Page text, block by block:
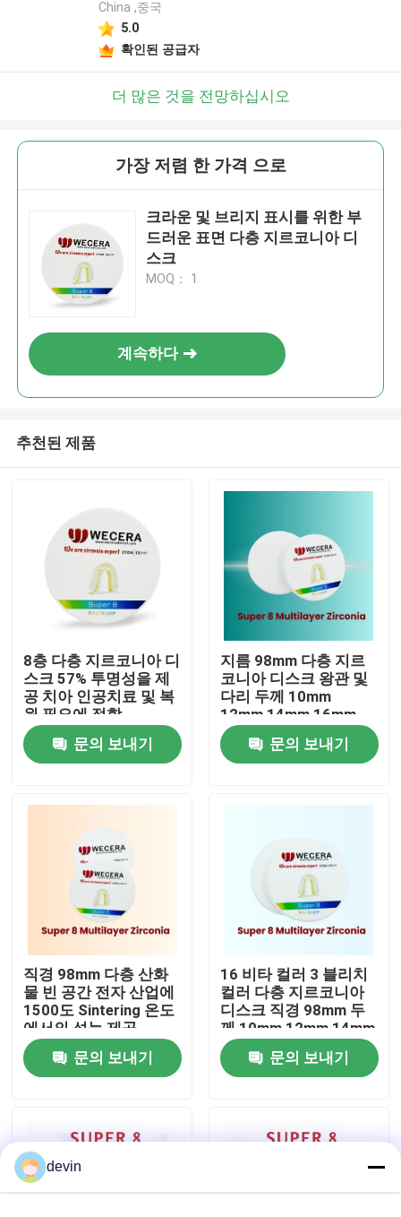
집
제품
비디오
우리 에 관한 것
공장 투어
품질 관리
뉴스
China ,중국
5.0
확인된 공급자
더 많은 것을 전망하십시오
가장 저렴 한 가격 으로
크라운 및 브리지 표시를 위한 부
드러운 표면 다층 지르코니아 디
스크
MOQ： 1
계속하다
추천된 제품
8층 다층 지르코니아 디
스크 57% 투명성을 제
공 치아 인공치료 및 복
원 필요에 적합
문의 보내기
지름 98mm 다층 지르
코니아 디스크 왕관 및
다리 두께 10mm
12mm 14mm 16mm
18mm 20mm 22mm
25mm 치아 디스크 복
원
문의 보내기
직경 98mm 다층 산화
물 빈 공간 전자 산업에
1500도 Sintering 온도
에서의 성능 제공
문의 보내기
16 비타 컬러 3 블리치
컬러 다층 지르코니아
디스크 직경 98mm 두
께 10mm 12mm 14mm
16mm 18mm 20mm
22mm 25mm문의 보내기
devin